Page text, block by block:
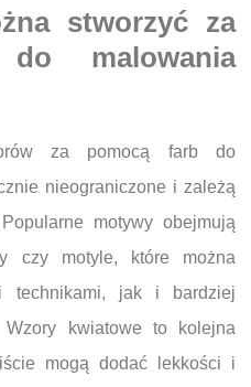
stworzyć za
malowania
za pomocą farb do
nieograniczone i zależą
motywy obejmują
czy motyle, które można
technikami, jak i bardziej
Wzory kwiatowe to kolejna
mogą dodać lekkości i